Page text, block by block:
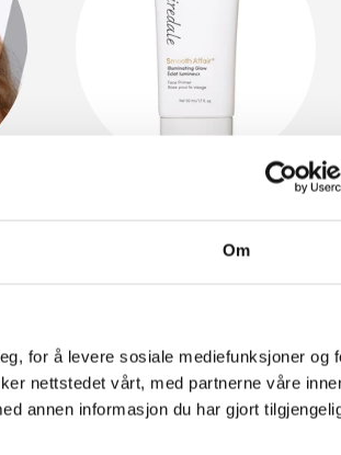
Om
for å levere sosiale mediefunksjoner og
nettstedet vårt, med partnerne våre
annen informasjon du har gjort